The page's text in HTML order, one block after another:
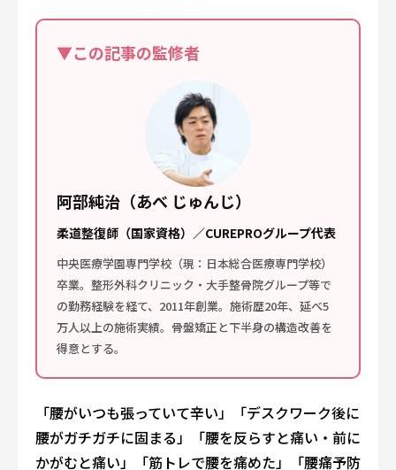
▼この記事の監修者
阿部純治（あべ じゅんじ）
柔道整復師（国家資格）／CUREPROグループ代表
中央医療学園専門学校（現：日本総合医療専門学校）
卒業。整形外科クリニック・大手整骨院グループ等で
の勤務経験を経て、2011年創業。施術歴20年、延べ5
万人以上の施術実績。骨盤矯正と下半身の構造改善を
得意とする。
「腰がいつも張っていて辛い」「デスクワーク後に
腰がガチガチに固まる」「腰を反らすと痛い・前に
かがむと痛い」「筋トレで腰を痛めた」「腰痛予防